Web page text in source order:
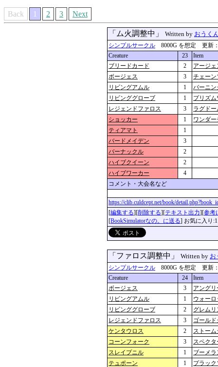
Back 1 2 3 Next
「ム火調整中」 Written by おうく
シンプルサークル 8000G を想定 更新：
Creature
23
Item
ブリードカード
2
アージ
ボージェス
3
チェーン
リビングアムル
1
バーニン
リビンググローブ
1
プリズ
レジェンドファロス
3
ラグドー
ショッカー
1
ワンダ
ティアマト
1
バードメイデン
3
バーナックル
2
ハイブクイーン
2
ハイブワーカー
4
コメント・大会名など
https://clib.culdcept.net/book/
[編集する][削除する][テキスト出力][参考
[BookSimulatorなの。に送る] お気に入り:1
「ファロス調整中」 Written by お
シンプルサークル 8000G を想定 更新：
Creature
24
Item
ボージェス
3
アング
リビングアムル
1
ウォー
リビンググローブ
2
グレム
レジェンドファロス
3
ゴール
ケンタウロス
2
ストー
コーンフォーク
3
スペク
スレイプニル
1
ブーメラ
テュポーン
1
プラッ